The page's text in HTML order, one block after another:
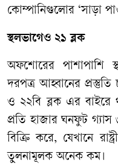
কোম্পানিগুলোর ‘সাড়া
স্থলভাগেও ২১ ব্লক
অফশোরের পাশাপাশি
দরপত্র আহ্বানের
ও ২২বি ব্লক এর বাইরে
প্রতি হাজার ঘনফুট
বিক্রি করে, যেখানে
তুলনামূলক অনেক কম।